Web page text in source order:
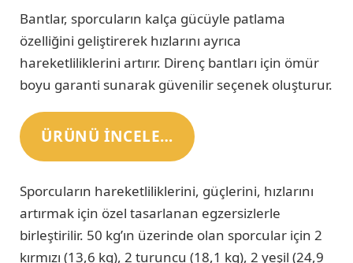
Bantlar, sporcuların kalça gücüyle patlama
özelliğini geliştirerek hızlarını ayrıca
hareketliliklerini artırır. Direnç bantları için ömür
boyu garanti sunarak güvenilir seçenek oluşturur.
ÜRÜNÜ INCELE…
Sporcuların hareketliliklerini, güçlerini, hızlarını
artırmak için özel tasarlanan egzersizlerle
birleştirilir. 50 kg’ın üzerinde olan sporcular için 2
kırmızı (13,6 kg), 2 turuncu (18,1 kg), 2 yeşil (24,9